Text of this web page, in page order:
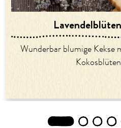
Wunderbar blumige Kekse
2 3 4